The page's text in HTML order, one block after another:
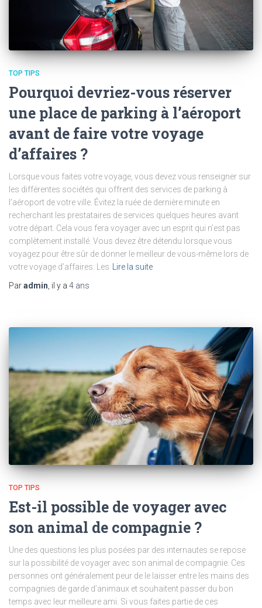
TOP TIPS
Pourquoi devriez-vous réserver
une place de parking à l’aéroport
avant de faire votre voyage
d’affaires ?
Lorsque vous faites votre voyage, vous devez vous renseigner sur
les différentes sociétés qui offrent des services de parking à
l’aéroport de votre ville. Évitez la ruée de dernière minute en
recherchant les prestataires de services quelques heures avant
votre départ. Cela vous fera voyager avec un esprit qui n’est pas
complètement installé. Vous devez être détendu lorsque vous
voyagez pour être sûr de donner le meilleur de vous-même lors de
votre voyage d’affaires. Les Lire la suite
Paradmin, il y a 4 ans
TOP TIPS
Est-il possible de voyager avec
son animal de compagnie ?
Une des questions les plus posées par des internautes se repose
sur la possibilité de voyager avec son animal de compagnie. Ces
personnes ont généralement peur de le laisser entre les mains des
compagnies de garde d’animaux et souhaitent passer du bon
temps avec leur meilleure ami. Si vous faites partie de ces